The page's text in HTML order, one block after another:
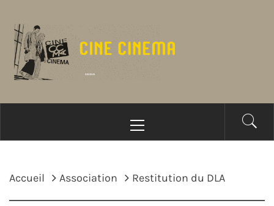
contenu
principal
Accueil Association Restitution du DLA